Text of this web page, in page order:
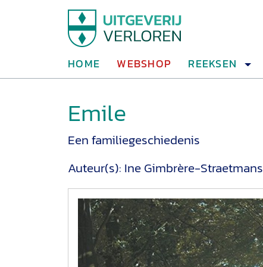
HOME WEBSHOP REEKSEN
Emile
Een familiegeschiedenis
Auteur(s): Ine Gimbrère-Straetmans